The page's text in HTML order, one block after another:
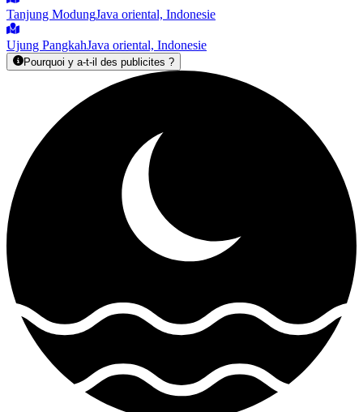
Tanjung ModungJava oriental, Indonesie
Ujung PangkahJava oriental, Indonesie
Pourquoi y a-t-il des publicites ?